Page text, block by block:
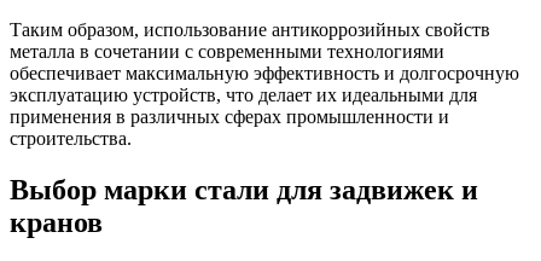
Таким образом, использование антикоррозийных свойств
металла в сочетании с современными технологиями
обеспечивает максимальную эффективность и долгосрочную
эксплуатацию устройств, что делает их идеальными для
применения в различных сферах промышленности и
строительства.
Выбор марки стали для задвижек и
кранов